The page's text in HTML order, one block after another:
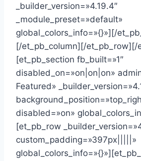
_builder_version=»4.19.4″
_module_preset=»default»
global_colors_info=»{}»][/
[/et_pb_column][/et_pb_row][/
[et_pb_section fb_built=»1″
disabled_on=»on|on|on»
Featured»
disabled=»on»
[et_pb_row
custom_padding=»397px|||||»